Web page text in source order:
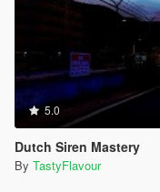
5.0
Dutch Siren Mastery
By TastyFlavour